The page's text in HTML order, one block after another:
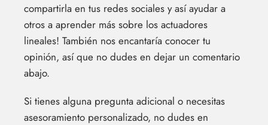
compartirla en tus redes sociales y así ayudar a
otros a aprender más sobre los actuadores
lineales! También nos encantaría conocer tu
opinión, así que no dudes en dejar un comentario
abajo.
Si tienes alguna pregunta adicional o necesitas
asesoramiento personalizado, no dudes en